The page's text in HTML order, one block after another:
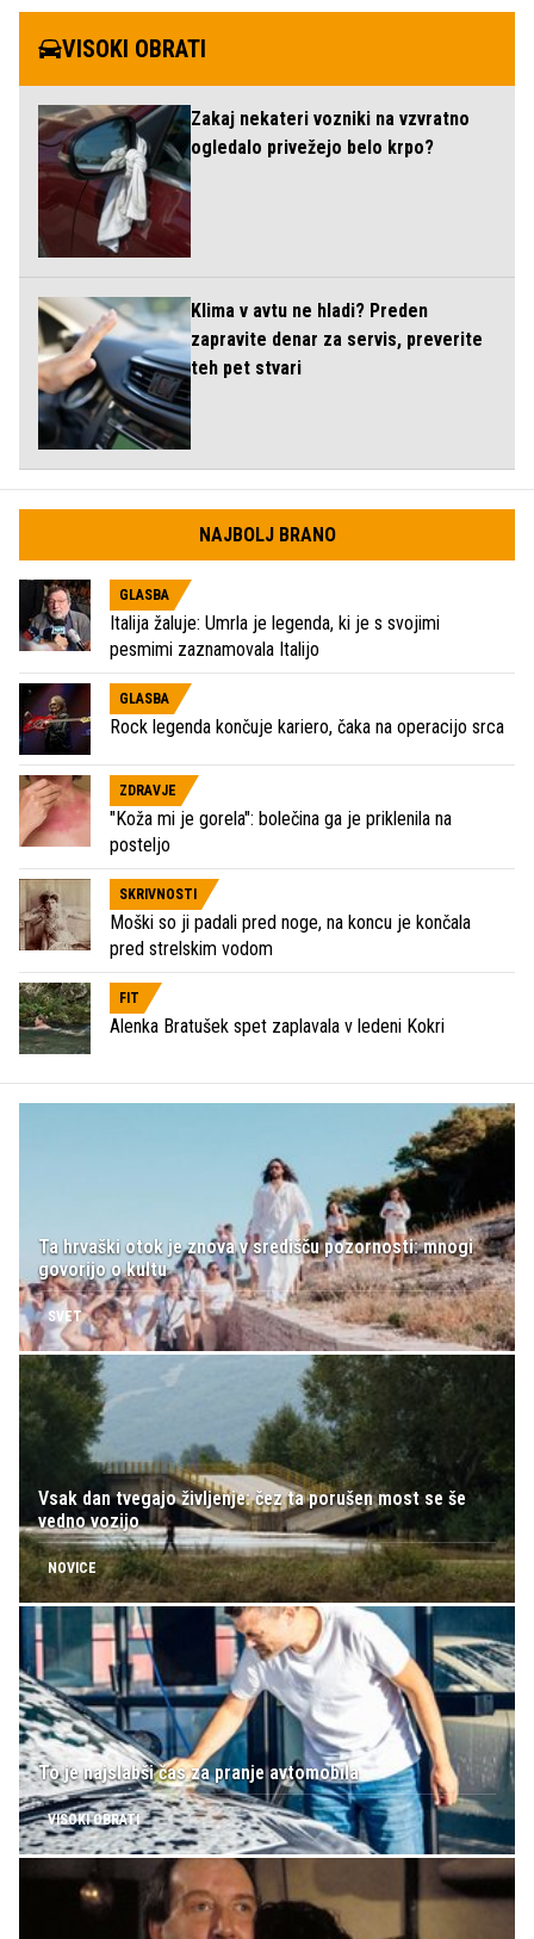
VISOKI OBRATI
Zakaj nekateri vozniki na vzvratno
ogledalo privežejo belo krpo?
Klima v avtu ne hladi? Preden
zapravite denar za servis, preverite
teh pet stvari
NAJBOLJ BRANO
GLASBA
Italija žaluje: Umrla je legenda, ki je s svojimi
pesmimi zaznamovala Italijo
GLASBA
Rock legenda končuje kariero, čaka na operacijo srca
ZDRAVJE
"Koža mi je gorela": bolečina ga je priklenila na
posteljo
SKRIVNOSTI
Moški so ji padali pred noge, na koncu je končala
pred strelskim vodom
FIT
Alenka Bratušek spet zaplavala v ledeni Kokri
Ta hrvaški otok je znova v središču pozornosti: mnogi
govorijo o kultu
SVET
Vsak dan tvegajo življenje: čez ta porušen most se še
vedno vozijo
NOVICE
To je najslabši čas za pranje avtomobila
VISOKI OBRATI